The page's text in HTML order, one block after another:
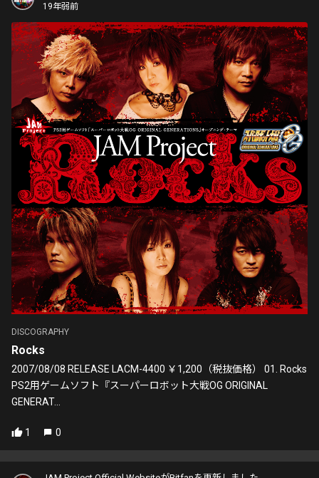
19年弱前
DISCOGRAPHY
Rocks
2007/08/08 RELEASE LACM-4400 ￥1,200（税抜価格） 01. Rocks
PS2用ゲームソフト『スーパーロボット大戦OG ORIGINAL
GENERAT...
1 0